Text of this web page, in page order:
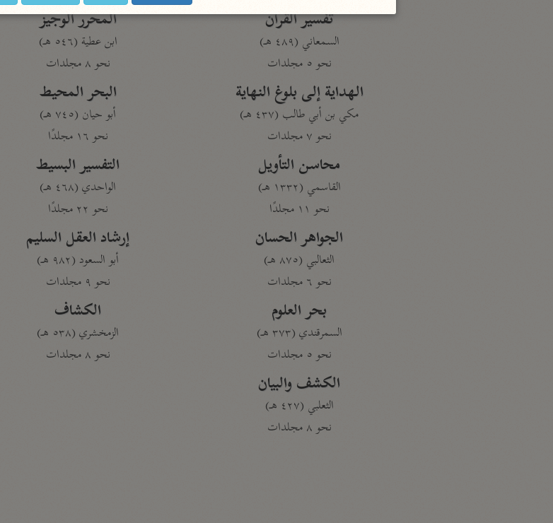
تفسير القرآن
السمعاني (٤٨٩ هـ)
نحو ٥ مجلدات
الهداية إلى بلوغ النهاية
مكي بن أبي طالب (٤٣٧ هـ)
نحو ٧ مجلدات
محاسن التأويل
القاسمي (١٣٣٢ هـ)
نحو ١١ مجلدًا
الجواهر الحسان
الثعالبي (٨٧٥ هـ)
نحو ٦ مجلدات
بحر العلوم
السمرقندي (٣٧٣ هـ)
نحو ٥ مجلدات
الكشف والبيان
الثعلبي (٤٢٧ هـ)
نحو ٨ مجلدات
المحرر الوجيز
ابن عطية (٥٤٦ هـ)
نحو ٨ مجلدات
البحر المحيط
أبو حيان (٧٤٥ هـ)
نحو ١٦ مجلدًا
التفسير البسيط
الواحدي (٤٦٨ هـ)
نحو ٢٢ مجلدًا
إرشاد العقل السليم
أبو السعود (٩٨٢ هـ)
نحو ٩ مجلدات
الكشاف
الزمخشري (٥٣٨ هـ)
نحو ٨ مجلدات